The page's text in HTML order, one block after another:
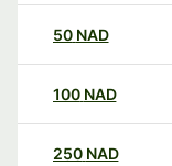
50 NAD
100 NAD
250 NAD